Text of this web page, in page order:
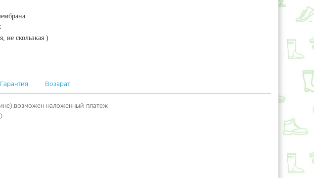
не скользкая )
Гарантия Возврат
наложенный платеж